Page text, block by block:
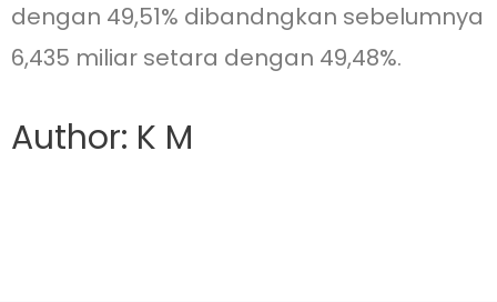
dengan 49,51% dibandngkan sebelumnya
6,435 miliar setara dengan 49,48%.
Author: K M